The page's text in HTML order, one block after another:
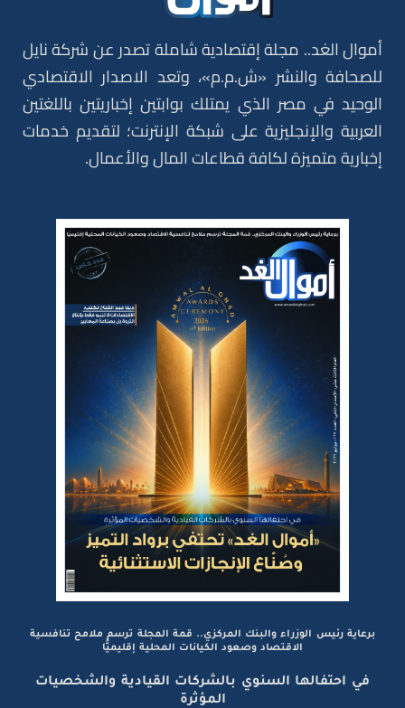
أموال الغد.. مجلة إقتصادية شاملة تصدر عن شركة نايل
للصحافة والنشر «ش.م.م»، وتعد الاصدار الاقتصادي
الوحيد في مصر الذي يمتلك بوابتين إخباريتين باللغتين
العربية والإنجليزية على شبكة الإنترنت؛ لتقديم خدمات
إخبارية متميزة لكافة قطاعات المال والأعمال.
برعاية رئيس الوزراء والبنك المركزي.. قمة المجلة ترسم ملامح تنافسية
الاقتصاد وصعود الكيانات المحلية إقليميًّا
في احتفالها السنوي بالشركات القيادية والشخصيات
المؤثرة